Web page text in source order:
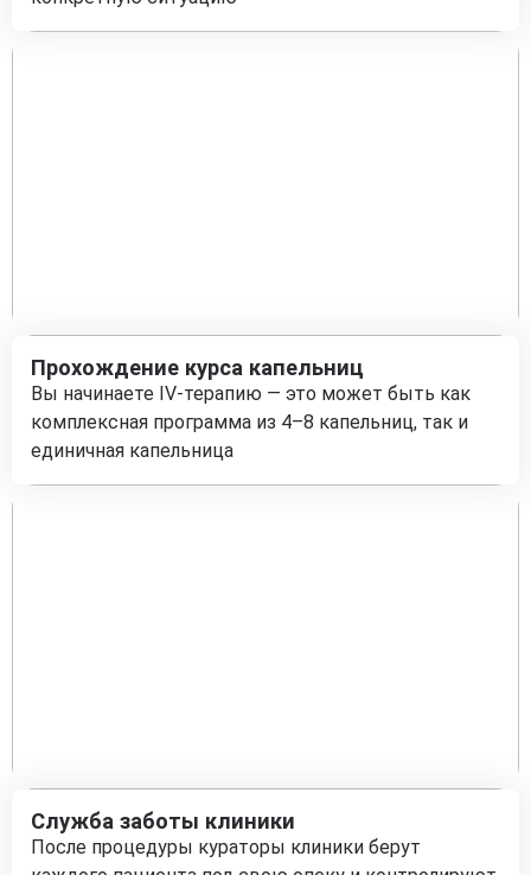
Прохождение курса капельниц
Вы начинаете IV-терапию — это может быть как
комплексная программа из 4–8 капельниц, так и
единичная капельница
Служба заботы клиники
После процедуры кураторы клиники берут